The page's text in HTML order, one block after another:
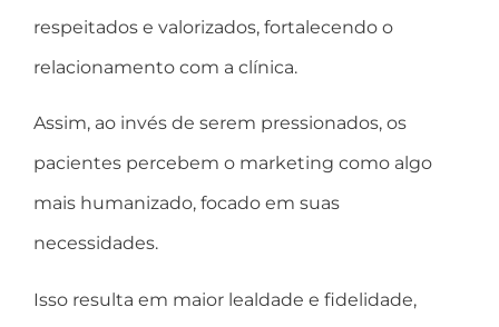
respeitados e valorizados, fortalecendo o
relacionamento com a clínica.
Assim, ao invés de serem pressionados, os
pacientes percebem o marketing como algo
mais humanizado, focado em suas
necessidades.
Isso resulta em maior lealdade e fidelidade,